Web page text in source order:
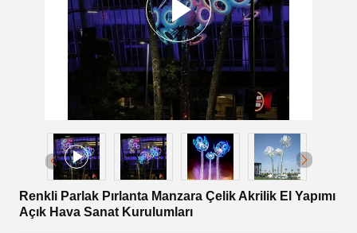
Renkli Parlak Pırlanta Manzara Çelik Akrilik El Yapımı
Açık Hava Sanat Kurulumları